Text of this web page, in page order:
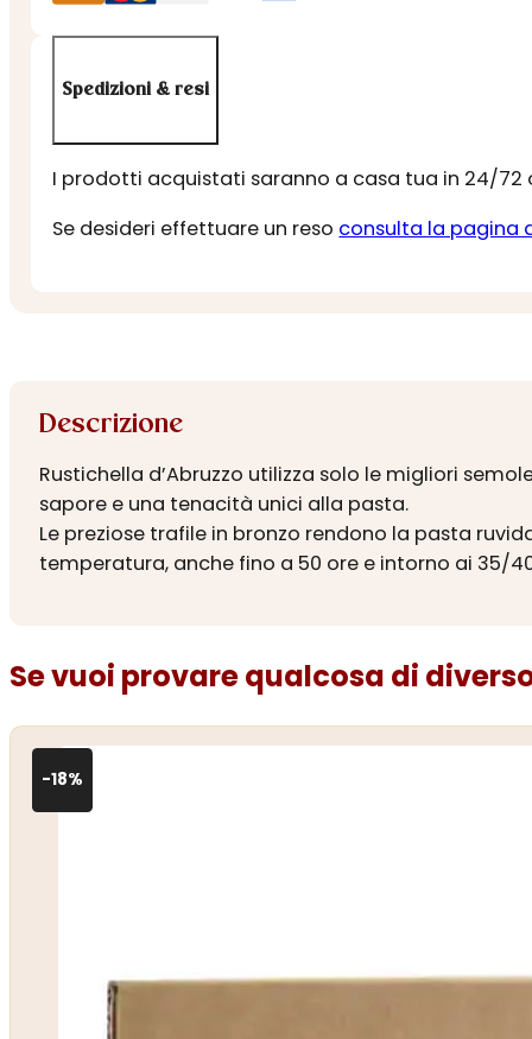
Spedizioni & resi
I prodotti acquistati saranno a casa tua in 24/72
Se desideri effettuare un reso consulta la pagina
Descrizione
Rustichella d’Abruzzo utilizza solo le migliori
sapore e una tenacità unici alla pasta.
Le preziose trafile in bronzo rendono la pasta
temperatura, anche fino a 50 ore e intorno ai 35/
Se vuoi provare qualcosa di
-18%